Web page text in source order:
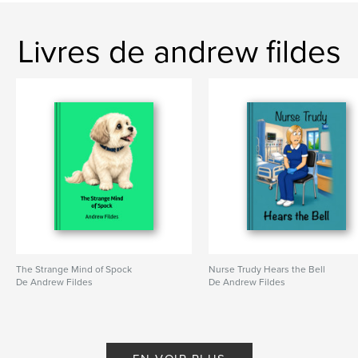
Livres de andrew fildes
The Strange Mind of Spock
De Andrew Fildes
Nurse Trudy Hears the Bell
De Andrew Fildes